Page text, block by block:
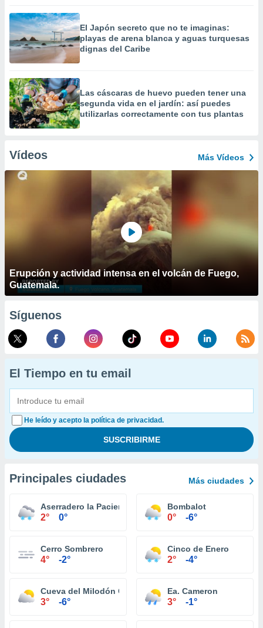
El Japón secreto que no te imaginas:
playas de arena blanca y aguas turquesas
dignas del Caribe
Las cáscaras de huevo pueden tener una
segunda vida en el jardín: así puedes
utilizarlas correctamente con tus plantas
Vídeos Más Vídeos
Erupción y actividad intensa en el volcán de Fuego,
Guatemala.
Síguenos
El Tiempo en tu email
He leído y acepto la política de privacidad.
Principales ciudades Más ciudades
Aserradero la Paciencia
2° 0°
Bombalot
0° -6°
Cerro Sombrero
4° -2°
Cinco de Enero
2° -4°
Cueva del Milodón Chico
3° -6°
Ea. Cameron
3° -1°